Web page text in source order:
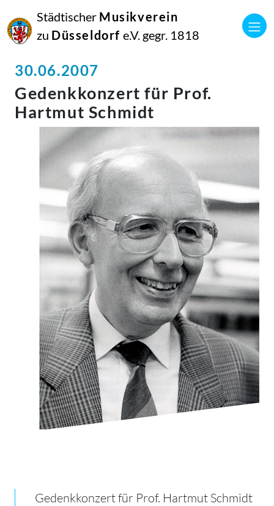
Städtischer Musikverein
zu Düsseldorf e.V. gegr. 1818
30.06.2007
Gedenkkonzert für Prof.
Hartmut Schmidt
Gedenkkonzert für Prof. Hartmut Schmidt